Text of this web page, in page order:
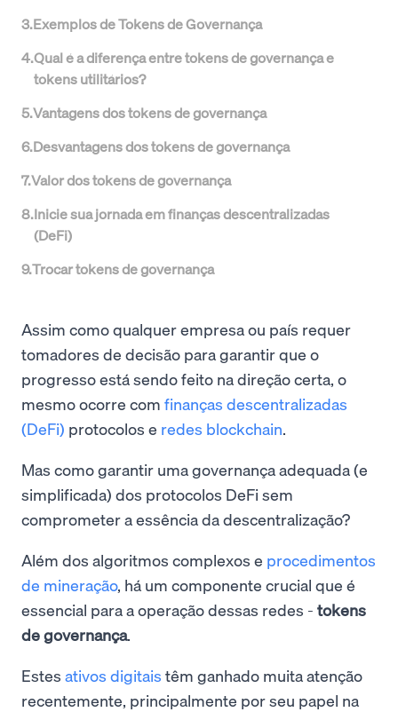
3.Exemplos de Tokens de Governança
4.Qual é a diferença entre tokens de governança e
tokens utilitários?
5.Vantagens dos tokens de governança
6.Desvantagens dos tokens de governança
7.Valor dos tokens de governança
8.Inicie sua jornada em finanças descentralizadas
(DeFi)
9.Trocar tokens de governança
Assim como qualquer empresa ou país requer
tomadores de decisão para garantir que o
progresso está sendo feito na direção certa, o
mesmo ocorre com finanças descentralizadas
(DeFi) protocolos e redes blockchain.
Mas como garantir uma governança adequada (e
simplificada) dos protocolos DeFi sem
comprometer a essência da descentralização?
Além dos algoritmos complexos e procedimentos
de mineração, há um componente crucial que é
essencial para a operação dessas redes - tokens
de governança.
Estes ativos digitais têm ganhado muita atenção
recentemente, principalmente por seu papel na